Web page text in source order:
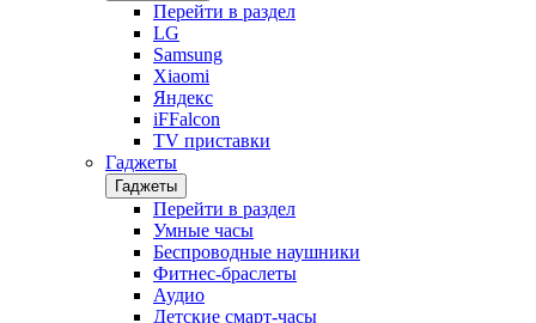
Перейти в раздел
LG
Samsung
Xiaomi
Яндекс
iFFalcon
TV приставки
Гаджеты
Гаджеты
Перейти в раздел
Умные часы
Беспроводные наушники
Фитнес-браслеты
Аудио
Детские смарт-часы